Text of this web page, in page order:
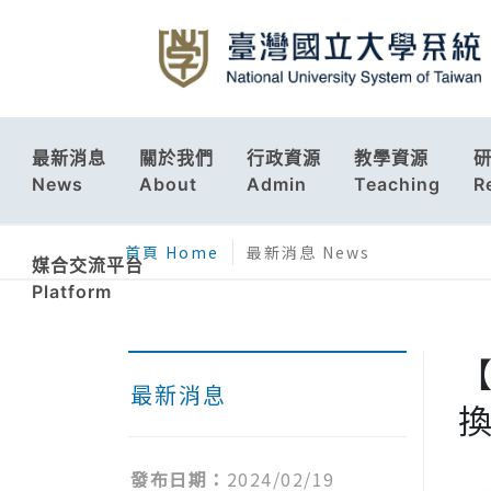
最新消息
News
關於我們
About
行政資源
Admin
教學資源
Teaching
媒合交流平台
Platform
首頁 Home 最新消息 News
最新消息
發布日期： 2024/02/19